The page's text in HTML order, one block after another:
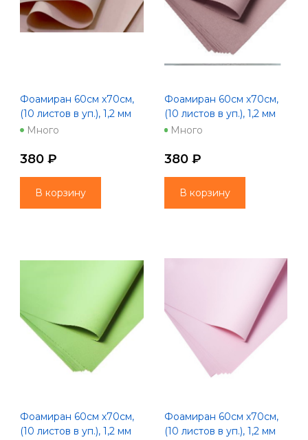
Фоамиран 60см х70см,
(10 листов в уп.), 1,2 мм
цв. розовый айвори
Много
380 ₽
В корзину
Фоамиран 60см х70см,
(10 листов в уп.), 1,2 мм
цв. румяна (1013)
Много
380 ₽
В корзину
Фоамиран 60см х70см,
(10 листов в уп.), 1,2 мм
Фоамиран 60см х70см,
(10 листов в уп.), 1,2 мм